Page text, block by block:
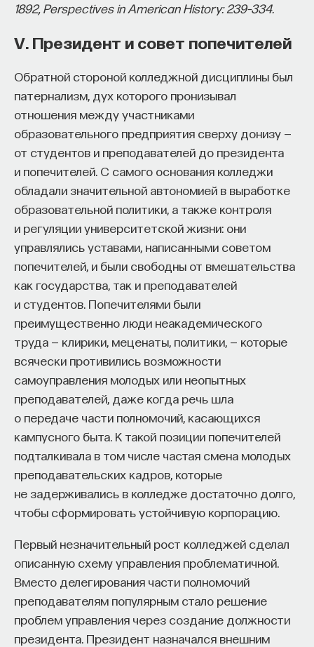
1892, Perspectives in American History: 239–334.
V. Президент и совет попечителей
Обратной стороной колледжной дисциплины был
патернализм, дух которого пронизывал
отношения между участниками
образовательного предприятия сверху донизу —
от студентов и преподавателей до президента
и попечителей. С самого основания колледжи
обладали значительной автономией в выработке
образовательной политики, а также контроля
и регуляции университетской жизни: они
управлялись уставами, написанными советом
попечителей, и были свободны от вмешательства
как государства, так и преподавателей
и студентов. Попечителями были
преимущественно люди неакадемического
труда — клирики, меценаты, политики, — которые
всячески противились возможности
самоуправления молодых или неопытных
преподавателей, даже когда речь шла
о передаче части полномочий, касающихся
кампусного быта. К такой позиции попечителей
подталкивала в том числе частая смена молодых
преподавательских кадров, которые
не задерживались в колледже достаточно долго,
чтобы сформировать устойчивую корпорацию.
Первый незначительный рост колледжей сделал
описанную схему управления проблематичной.
Вместо делегирования части полномочий
преподавателям популярным стало решение
проблем управления через создание должности
президента. Президент назначался внешним